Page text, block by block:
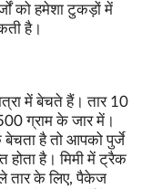
को हमेशा टुकड़ों में
है।
में बेचते हैं। तार 10
ग्राम के जार में।
है तो आपको पुर्जे
होता है। मिमी में ट्रैक
तार के लिए, पैकेज